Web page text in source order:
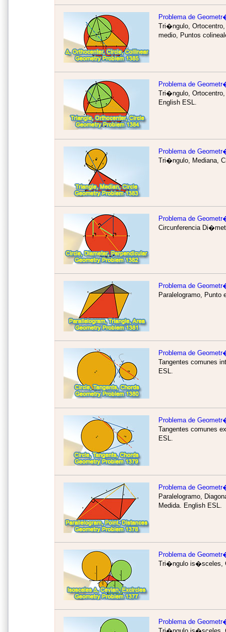
Problema de
Tri�ngulo,
medio, Puntos
Problema de
Tri�ngulo,
English ESL.
Problema de
Tri�ngulo, Mediana,
Problema de
Circunferencia
Problema de
Paralelogramo,
Problema de
Tangentes comunes
ESL.
Problema de
Tangentes comunes
ESL.
Problema de
Paralelogramo,
Medida. English ESL.
Problema de
Tri�ngulo is�sceles,
Problema de